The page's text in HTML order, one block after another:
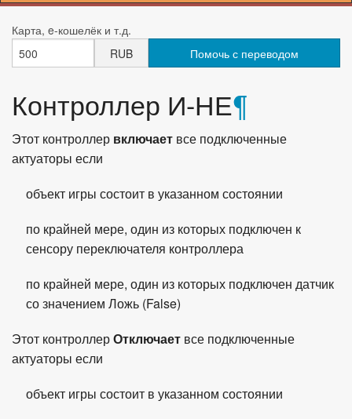
Карта, e-кошелёк и т.д.
RUB
Контроллер И-НЕ¶
Этот контроллер включает все подключенные
актуаторы если
объект игры состоит в указанном состоянии
по крайней мере, один из которых подключен к
сенсору переключателя контроллера
по крайней мере, один из которых подключен датчик
со значением Ложь (False)
Этот контроллерОтключает все подключенные
актуаторы если
объект игры состоит в указанном состоянии